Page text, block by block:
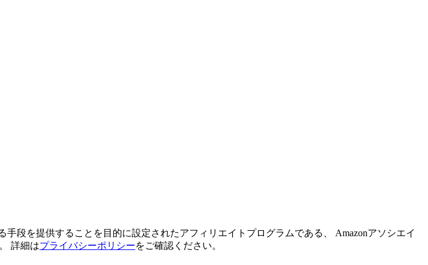
段を提供することを目的に設定されたアフィリエイトプログラムである、 Amazonアソシエイ
詳細はプライバシーポリシーをご確認ください。